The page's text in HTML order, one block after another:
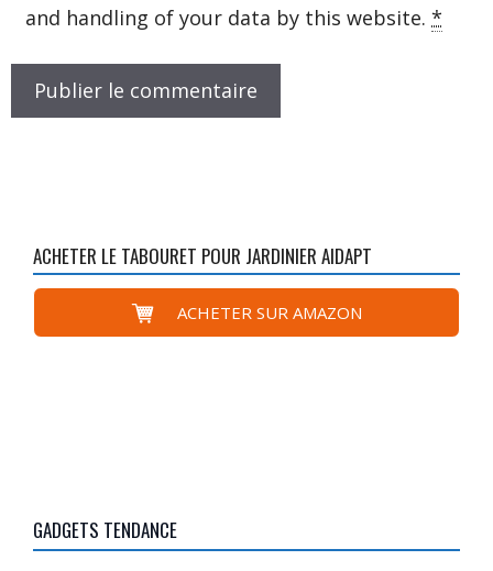
and handling of your data by this website. *
ACHETER LE TABOURET POUR JARDINIER AIDAPT
ACHETER SUR AMAZON
GADGETS TENDANCE